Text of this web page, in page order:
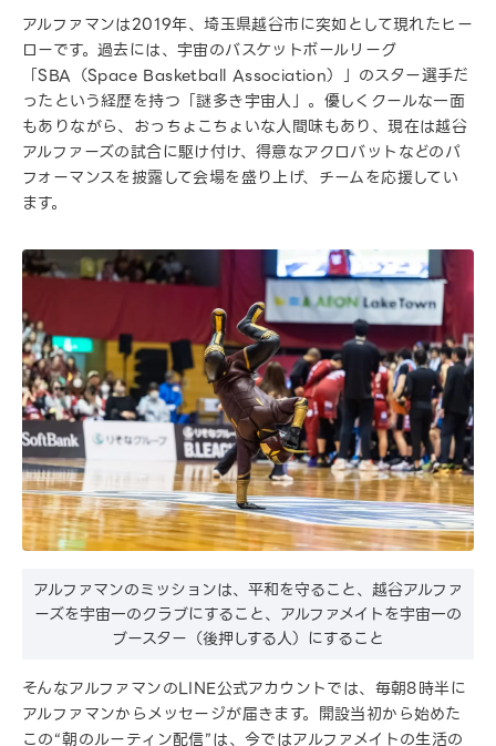
アルファマンは2019年、埼玉県越谷市に突如として現れたヒー
ローです。過去には、宇宙のバスケットボールリーグ
「SBA（Space Basketball Association）」のスター選手だ
ったという経歴を持つ「謎多き宇宙人」。優しくクールな一面
もありながら、おっちょこちょいな人間味もあり、現在は越谷
アルファーズの試合に駆け付け、得意なアクロバットなどのパ
フォーマンスを披露して会場を盛り上げ、チームを応援してい
ます。
アルファマンのミッションは、平和を守ること、越谷アルファ
ーズを宇宙一のクラブにすること、アルファメイトを宇宙一の
ブースター（後押しする人）にすること
そんなアルファマンのLINE公式アカウントでは、毎朝8時半に
アルファマンからメッセージが届きます。開設当初から始めた
この“朝のルーティン配信”は、今ではアルファメイトの生活の